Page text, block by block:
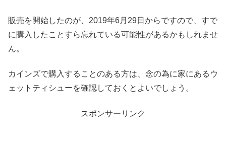
販売を開始したのが、2019年6月29日からですので、すで
に購入したことすら忘れている可能性があるかもしれませ
ん。
カインズで購入することのある方は、念の為に家にあるウ
ェットティシューを確認しておくとよいでしょう。
スポンサーリンク